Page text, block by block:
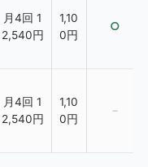
月4回 1
2,540円
1,10
0円
○
月4回 1
2,540円
1,10
0円
−